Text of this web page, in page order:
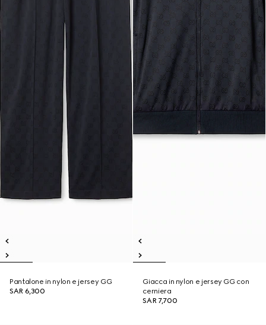
Pantalone in nylon e jersey GG
SAR 6,300
Giacca in nylon e jersey GG con
cerniera
SAR 7,700